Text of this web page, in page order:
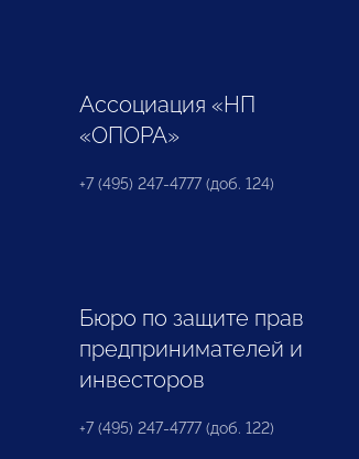
Ассоциация «НП
«ОПОРА»
+7 (495) 247-4777 (доб. 124)
Бюро по защите прав
предпринимателей и
инвесторов
+7 (495) 247-4777 (доб. 122)